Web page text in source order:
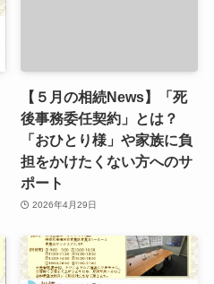
【５月の相続News】「死
後事務委任契約」とは？
「おひとり様」や家族に負
担をかけたくない方へのサ
ポート
2026年4月29日